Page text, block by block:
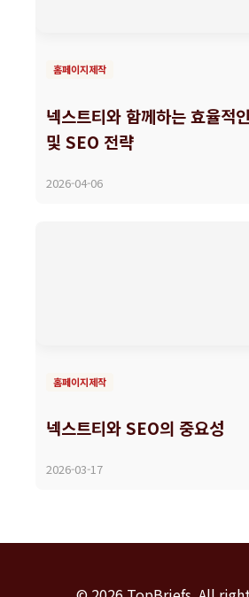
홈페이지제작
넥스트티와 함께하는 효율적
및 SEO 전략
2026-04-06
홈페이지제작
넥스트티와 SEO의 중요성
2026-03-17